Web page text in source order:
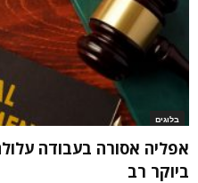
בלוגים
אפליה אסורה בעבודה
ביוקר רב